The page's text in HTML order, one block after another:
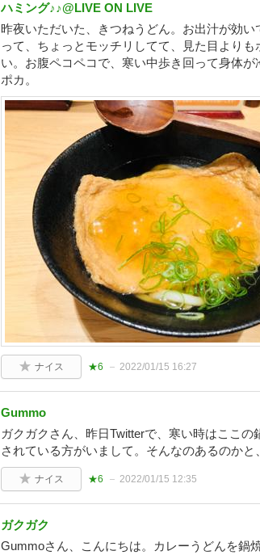
ハミング♪♪@LIVE ON LIVE
昨夜いただいた、きつねうどん。お出汁が効
って、ちょっとモッチリしてて、見た目より
い。お腹ペコペコで、寒い中歩き回って身体
ポカ。
ナイス ★6 2022/01/15 16:27
Gummo
ガクガクさん、昨日Twitterで、寒い時はここ
されている方がいまして。そんなのあるのかと
ナイス ★6 2022/01/15 12:35
ガクガク
Gummoさん、こんにちは。カレーうどんを